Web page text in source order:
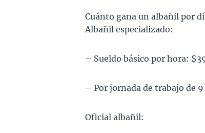
Cuánto gana un albañil por
Albañil especializado:
– Sueldo básico por hora:
– Por jornada de trabajo de
Oficial albañil: